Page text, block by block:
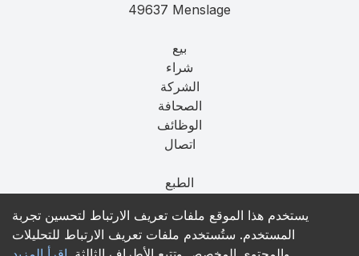
يستخدم هذا الموقع ملفات تعريف الارتباط لتحسين تجربة
المستخدم. ستُستخدم ملفات تعريف الارتباط للتحليلات
49637 Menslage
بيع
شراء
الشركة
الصحافة
الوظائف
اتصال
الطبع
T&C